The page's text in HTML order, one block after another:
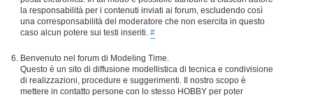
la responsabilità per i contenuti inviati ai forum, escludendo così
una corresponsabilità del moderatore che non esercita in questo
caso alcun potere sui testi inseriti. #
Benvenuto nel forum di Modeling Time.
Questo è un sito di diffusione modellistica di tecnica e condivisione
di realizzazioni, procedure e suggerimenti. Il nostro scopo è
mettere in contatto persone con lo stesso HOBBY per poter